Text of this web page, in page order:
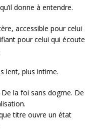
donne à entendre.
accessible pour celui
pour celui qui écoute
lent, plus intime.
la foi sans dogme. De
titre ouvre un état